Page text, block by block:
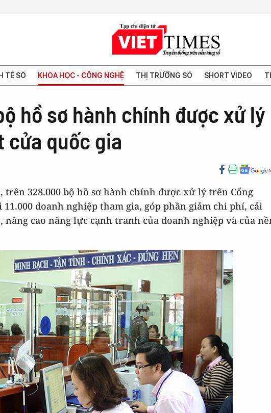
TẾ SỐ KHOA HỌC - CÔNG NGHỆ THỊ TRƯỜNG SỐ SHORT VIDEO
hồ sơ hành chính được xử lý
cửa quốc gia
trên 328.000 bộ hồ sơ hành chính được xử lý trên Cổng
doanh nghiệp tham gia, góp phần giảm chi phí, cải
cao năng lực cạnh tranh của doanh nghiệp và của